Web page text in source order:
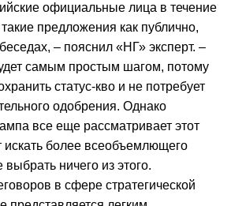
официальные лица в течение
предложения как публично,
– пояснил «НГ» эксперт. –
самым простым шагом, потому
статус-кво и не потребует
одобрения. Однако
все еще рассматривает этот
более всеобъемлющего
ничего из этого.
в сфере стратегической